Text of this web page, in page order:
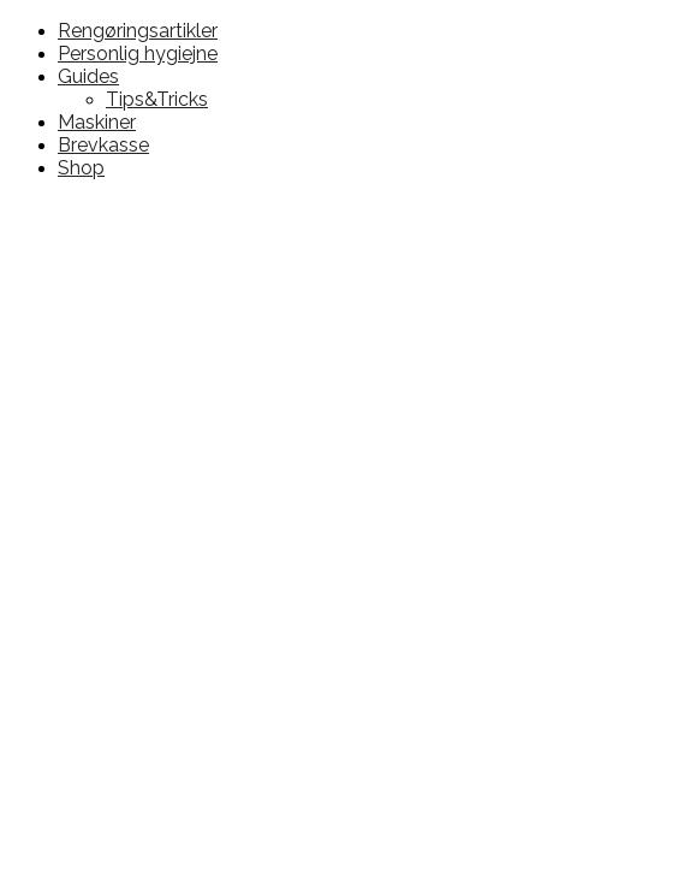
Rengøringsartikler
Personlig hygiejne
Guides
Tips&Tricks
Maskiner
Brevkasse
Shop